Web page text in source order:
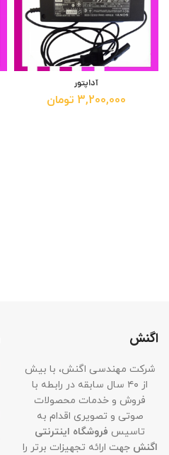
آداپتور
3,200,000 تومان
اگنش
شرکت مهندسی اگنش، با بیش
از ۴۰ سال سابقه در رابطه با
فروش و خدمات محصولات
صوتی و تصویری اقدام به
تاسیس فروشگاه اینترنتی
اگنش جهت ارائه تجهیزات برتر را